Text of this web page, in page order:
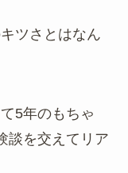
ツさとはなん
5年のもちゃ
談を交えてリア